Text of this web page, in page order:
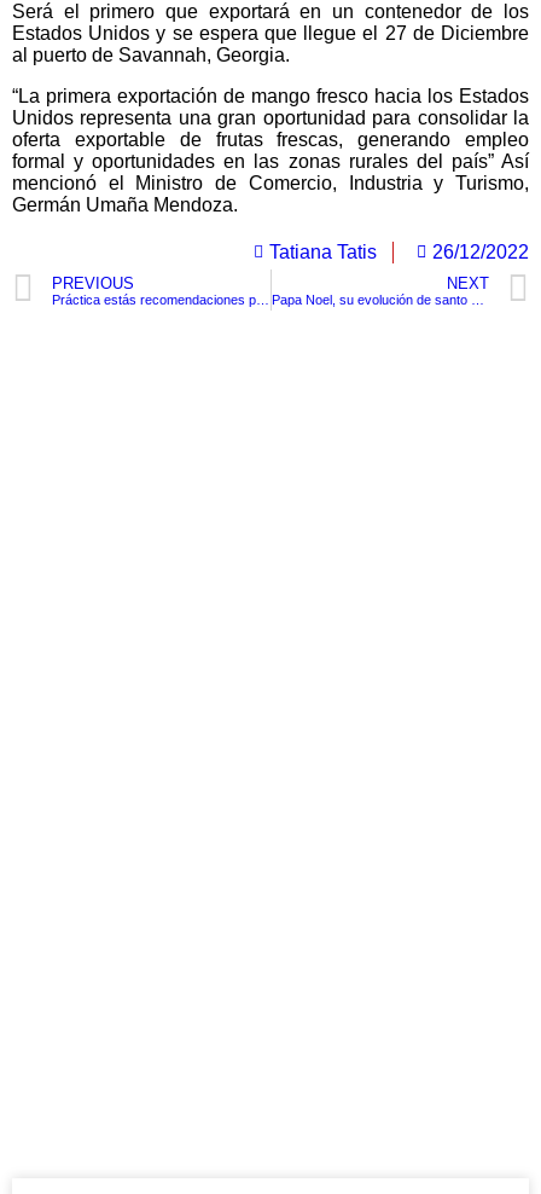
Será el primero que exportará en un contenedor de los
Estados Unidos y se espera que llegue el 27 de Diciembre
al puerto de Savannah, Georgia.
“La primera exportación de mango fresco hacia los Estados
Unidos representa una gran oportunidad para consolidar la
oferta exportable de frutas frescas, generando empleo
formal y oportunidades en las zonas rurales del país” Así
mencionó el Ministro de Comercio, Industria y Turismo,
Germán Umaña Mendoza.
Tatiana Tatis 26/12/2022
PREVIOUS NEXT